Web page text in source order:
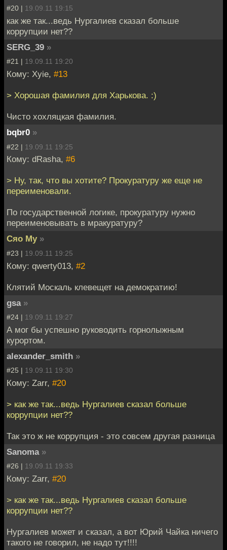
#20 | 19.09.11 19:15
как же так...ведь Нургалиев сказал больше
коррупции нет??
SERG_39 »
#21 | 19.09.11 19:20
Кому: Xyie, #13
> Хорошая фамилия для Харькова. :)
Чисто хохляцкая фамилия.
bqbr0 »
#22 | 19.09.11 19:25
Кому: dRasha, #6
> Ну, так, что вы хотите? Прокуратуру же еще не
переименовали.
По государственной логике, прокуратуру нужно
переименовывать в мракуратуру?
Сяо Му »
#23 | 19.09.11 19:25
Кому: qwerty013, #2
Клятий Москаль клевещет на демократию!
gsa »
#24 | 19.09.11 19:27
А мог бы успешно руководить горнолыжным
курортом.
alexander_smith »
#25 | 19.09.11 19:30
Кому: Zarr, #20
> как же так...ведь Нургалиев сказал больше
коррупции нет??
Так это ж не коррупция - это совсем другая разница
Sanoma »
#26 | 19.09.11 19:33
Кому: Zarr, #20
> как же так...ведь Нургалиев сказал больше
коррупции нет??
Нургалиев может и сказал, а вот Юрий Чайка ничего
такого не говорил, не надо тут!!!!